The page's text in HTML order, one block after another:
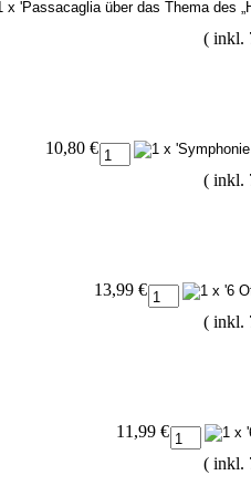
( inkl.
10,80 €
( inkl.
13,99 €
( inkl.
11,99 €
( inkl.